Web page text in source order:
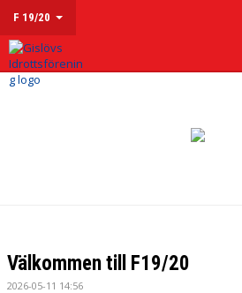
F 19/20
HEM
KONTAKT
Välkommen till F19/20
2026-05-11 14:56